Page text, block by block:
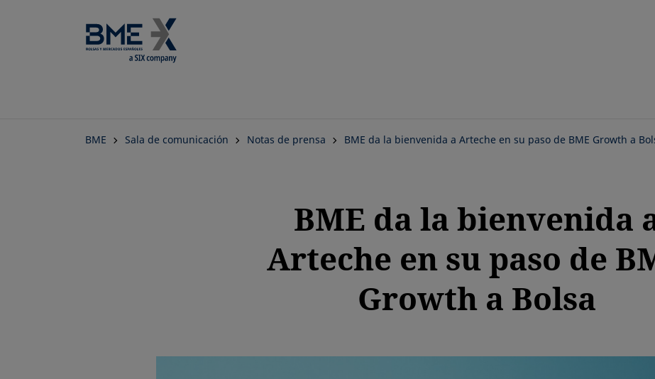
BME Sala de comunicación Notas de prensa BME da la bienvenida a Arteche en su paso de BME Growth a
BME da la bienvenida
Arteche en su paso de
Growth a Bolsa